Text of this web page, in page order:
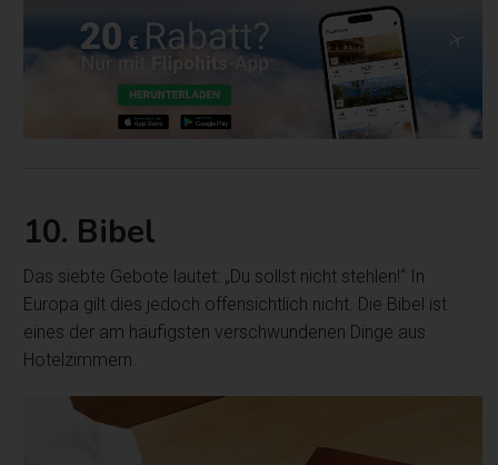
10. Bibel
Das siebte Gebote lautet: „Du sollst nicht stehlen!“ In
Europa gilt dies jedoch offensichtlich nicht. Die Bibel ist
eines der am häufigsten verschwundenen Dinge aus
Hotelzimmern.